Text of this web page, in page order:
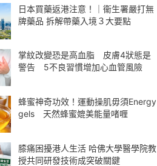
日本買藥返港注意！｜衞生署嚴打無
牌藥品 拆解帶藥入境３大要點
掌紋改變恐是高血脂 皮膚4狀態是
警告 5不良習慣增加心血管風險
蜂蜜神奇功效！運動操肌毋須Energy
gels 天然蜂蜜媲美能量啫喱
膝痛困擾港人生活 哈佛大學醫學院教
授共同研發技術成突破關鍵